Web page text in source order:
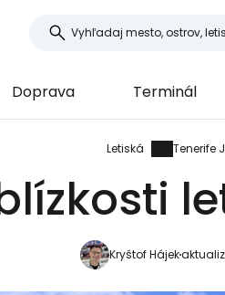
Doprava Terminál
Letiská Tenerife
Kryštof Hájek